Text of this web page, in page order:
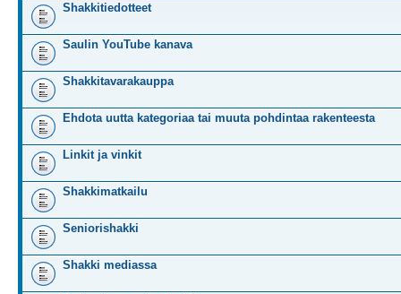
Shakkitiedotteet
Saulin YouTube kanava
Shakkitavarakauppa
Ehdota uutta kategoriaa tai muuta pohdintaa rakenteesta
Linkit ja vinkit
Shakkimatkailu
Seniorishakki
Shakki mediassa